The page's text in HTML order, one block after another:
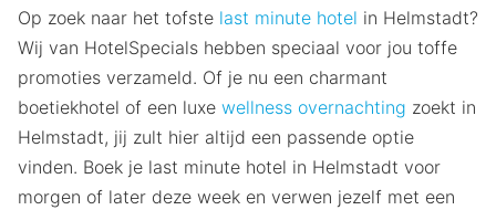
Op zoek naar het tofste last minute hotel in Helmstadt?
Wij van HotelSpecials hebben speciaal voor jou toffe
promoties verzameld. Of je nu een charmant
boetiekhotel of een luxe wellness overnachting zoekt in
Helmstadt, jij zult hier altijd een passende optie
vinden. Boek je last minute hotel in Helmstadt voor
morgen of later deze week en verwen jezelf met een